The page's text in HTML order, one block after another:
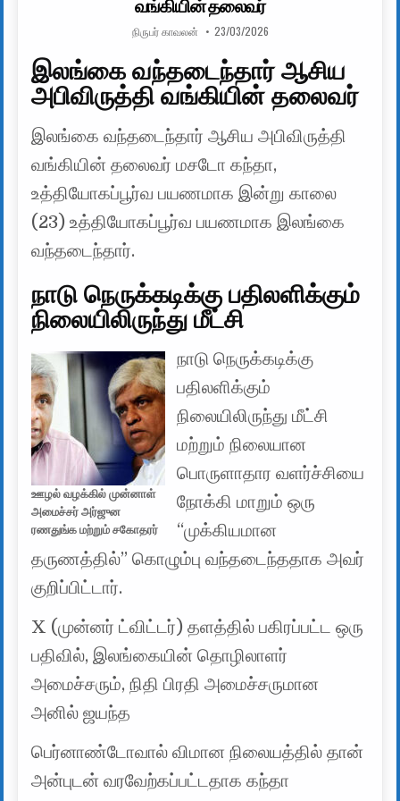
வங்கியின் தலைவர்
AUTHOR:
நிருபர் காவலன் PUBLISHED DATE:
23/03/2026
இலங்கை வந்தடைந்தார் ஆசிய
அபிவிருத்தி வங்கியின் தலைவர்
இலங்கை வந்தடைந்தார் ஆசிய அபிவிருத்தி
வங்கியின் தலைவர் மசடோ கந்தா,
உத்தியோகப்பூர்வ பயணமாக இன்று காலை
(23) உத்தியோகப்பூர்வ பயணமாக இலங்கை
வந்தடைந்தார்.
நாடு நெருக்கடிக்கு பதிலளிக்கும்
நிலையிலிருந்து மீட்சி
ஊழல் வழக்கில் முன்னாள்
அமைச்சர் அர்ஜுன
ரணதுங்க மற்றும் சகோதரர்
நாடு நெருக்கடிக்கு
பதிலளிக்கும்
நிலையிலிருந்து மீட்சி
மற்றும் நிலையான
பொருளாதார வளர்ச்சியை
நோக்கி மாறும் ஒரு
“முக்கியமான
தருணத்தில்” கொழும்பு வந்தடைந்ததாக அவர்
குறிப்பிட்டார்.
X (முன்னர் ட்விட்டர்) தளத்தில் பகிரப்பட்ட ஒரு
பதிவில், இலங்கையின் தொழிலாளர்
அமைச்சரும், நிதி பிரதி அமைச்சருமான
அனில் ஜயந்த
பெர்னாண்டோவால் விமான நிலையத்தில் தான்
அன்புடன் வரவேற்கப்பட்டதாக கந்தா